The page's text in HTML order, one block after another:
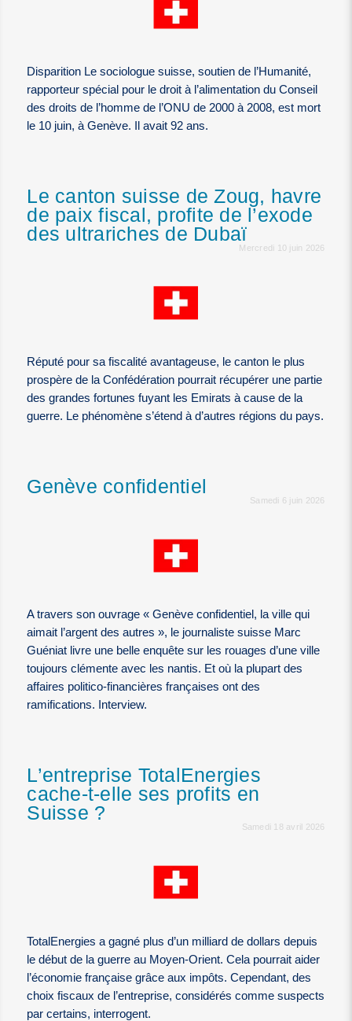
Disparition Le sociologue suisse, soutien de l’Humanité,
rapporteur spécial pour le droit à l’alimentation du Conseil
des droits de l’homme de l’ONU de 2000 à 2008, est mort
le 10 juin, à Genève. Il avait 92 ans.
Le canton suisse de Zoug, havre
de paix fiscal, profite de l’exode
des ultrariches de Dubaï
Mercredi 10 juin 2026
Réputé pour sa fiscalité avantageuse, le canton le plus
prospère de la Confédération pourrait récupérer une partie
des grandes fortunes fuyant les Emirats à cause de la
guerre. Le phénomène s’étend à d’autres régions du pays.
Genève confidentiel
Samedi 6 juin 2026
A travers son ouvrage « Genève confidentiel, la ville qui
aimait l’argent des autres », le journaliste suisse Marc
Guéniat livre une belle enquête sur les rouages d’une ville
toujours clémente avec les nantis. Et où la plupart des
affaires politico-financières françaises ont des
ramifications. Interview.
L’entreprise TotalEnergies
cache-t-elle ses profits en
Suisse ?
Samedi 18 avril 2026
TotalEnergies a gagné plus d’un milliard de dollars depuis
le début de la guerre au Moyen-Orient. Cela pourrait aider
l’économie française grâce aux impôts. Cependant, des
choix fiscaux de l’entreprise, considérés comme suspects
par certains, interrogent.